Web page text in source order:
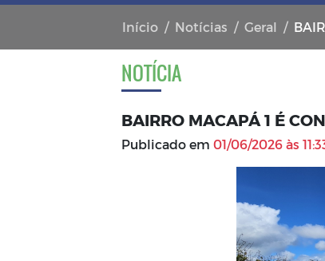
Início Notícias Geral
NOTÍCIA
BAIRRO MACAPÁ 1 É
Publicado em 01/06/2026 às